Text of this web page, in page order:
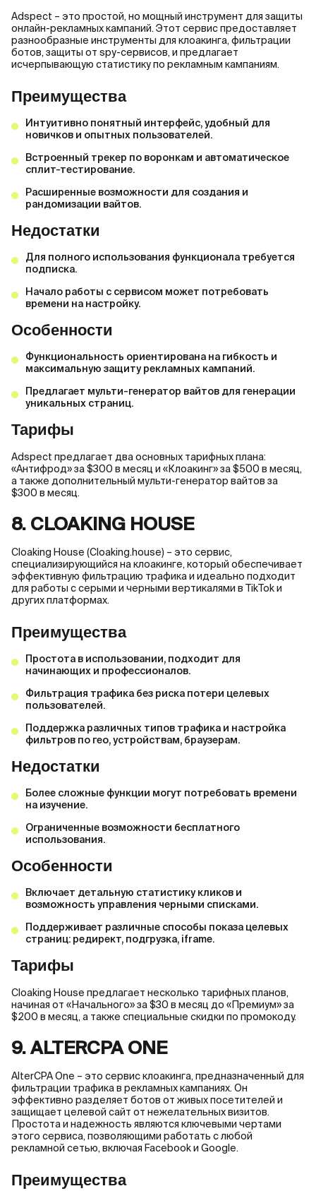
Adspect – это простой, но мощный инструмент для защиты
онлайн-рекламных кампаний. Этот сервис предоставляет
разнообразные инструменты для клоакинга, фильтрации
ботов, защиты от spy-сервисов, и предлагает
исчерпывающую статистику по рекламным кампаниям.
Преимущества
Интуитивно понятный интерфейс, удобный для
новичков и опытных пользователей.
Встроенный трекер по воронкам и автоматическое
сплит-тестирование.
Расширенные возможности для создания и
рандомизации вайтов.
Недостатки
Для полного использования функционала требуется
подписка.
Начало работы с сервисом может потребовать
времени на настройку.
Особенности
Функциональность ориентирована на гибкость и
максимальную защиту рекламных кампаний.
Предлагает мульти-генератор вайтов для генерации
уникальных страниц.
Тарифы
Adspect предлагает два основных тарифных плана:
«Антифрод» за $300 в месяц и «Клоакинг» за $500 в месяц,
а также дополнительный мульти-генератор вайтов за
$300 в месяц.
8. CLOAKING HOUSE
Cloaking House (Сloaking.house) – это сервис,
специализирующийся на клоакинге, который обеспечивает
эффективную фильтрацию трафика и идеально подходит
для работы с серыми и черными вертикалями в TikTok и
других платформах.
Преимущества
Простота в использовании, подходит для
начинающих и профессионалов.
Фильтрация трафика без риска потери целевых
пользователей.
Поддержка различных типов трафика и настройка
фильтров по гео, устройствам, браузерам.
Недостатки
Более сложные функции могут потребовать времени
на изучение.
Ограниченные возможности бесплатного
использования.
Особенности
Включает детальную статистику кликов и
возможность управления черными списками.
Поддерживает различные способы показа целевых
страниц: редирект, подгрузка, iframe.
Тарифы
Cloaking House предлагает несколько тарифных планов,
начиная от «Начального» за $30 в месяц до «Премиум» за
$200 в месяц, а также специальные скидки по промокоду.
9. ALTERCPA ONE
AlterCPA One – это сервис клоакинга, предназначенный для
фильтрации трафика в рекламных кампаниях. Он
эффективно разделяет ботов от живых посетителей и
защищает целевой сайт от нежелательных визитов.
Простота и надежность являются ключевыми чертами
этого сервиса, позволяющими работать с любой
рекламной сетью, включая Facebook и Google.
Преимущества